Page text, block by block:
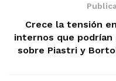
Crece la tensión
internos que podrían
sobre Piastri y